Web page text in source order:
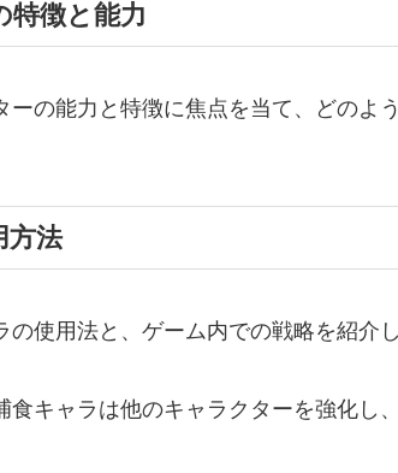
特徴と能力
ーの能力と特徴に焦点を当て、どのよ
方法
の使用法と、ゲーム内での戦略を紹介し
食キャラは他のキャラクターを強化し